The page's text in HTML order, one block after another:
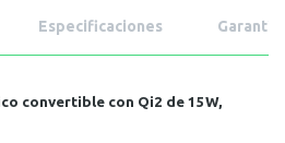
Especificaciones Garantía
convertible con Qi2 de 15W,